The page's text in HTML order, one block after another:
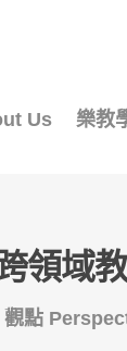
Us 樂教
領域
觀點